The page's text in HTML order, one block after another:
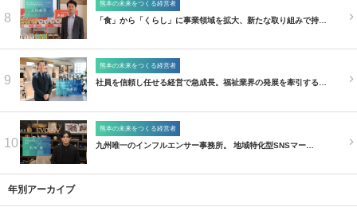
8
熊本の未来をつくる経営者
「食」から「くらし」に事業領域を拡大、新たな取り組みで持…
9
熊本の未来をつくる経営者
社員を信頼し任せる経営で急成長。福祉業界の発展を牽引する…
10
熊本の未来をつくる経営者
九州唯一のインフルエンサー事務所。 地域特化型SNSマー…
年別アーカイブ